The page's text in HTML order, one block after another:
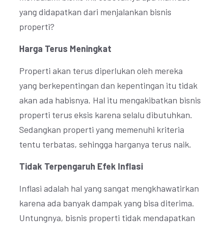
yang didapatkan dari menjalankan bisnis
properti?
Harga Terus Meningkat
Properti akan terus diperlukan oleh mereka
yang berkepentingan dan kepentingan itu tidak
akan ada habisnya. Hal itu mengakibatkan bisnis
properti terus eksis karena selalu dibutuhkan.
Sedangkan properti yang memenuhi kriteria
tentu terbatas, sehingga harganya terus naik.
Tidak Terpengaruh Efek Inflasi
Inflasi adalah hal yang sangat mengkhawatirkan
karena ada banyak dampak yang bisa diterima.
Untungnya, bisnis properti tidak mendapatkan